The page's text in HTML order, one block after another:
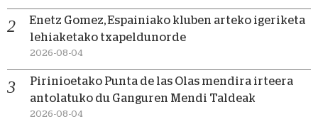
Enetz Gomez, Espainiako kluben arteko igeriketa
lehiaketako txapeldunorde
2026-08-04
Pirinioetako Punta de las Olas mendira irteera
antolatuko du Ganguren Mendi Taldeak
2026-08-04